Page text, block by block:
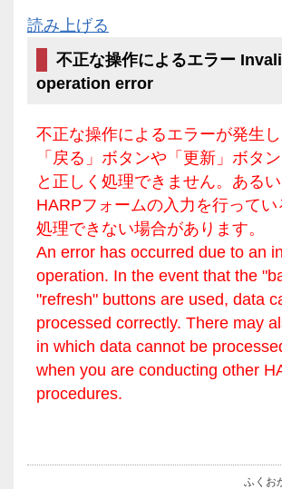
読み上げる
不正な操作によるエラー
operation error
不正な操作によるエラーが発生し
「戻る」ボタンや「更新」ボタ
と正しく処理できません。ある
HARPフォームの入力を行ってい
処理できない場合があります。
An error has occurred due to an
operation. In the event that the
"refresh" buttons are used, data
processed correctly. There may
in which data cannot be
when you are conducting other
procedures.
ふくお